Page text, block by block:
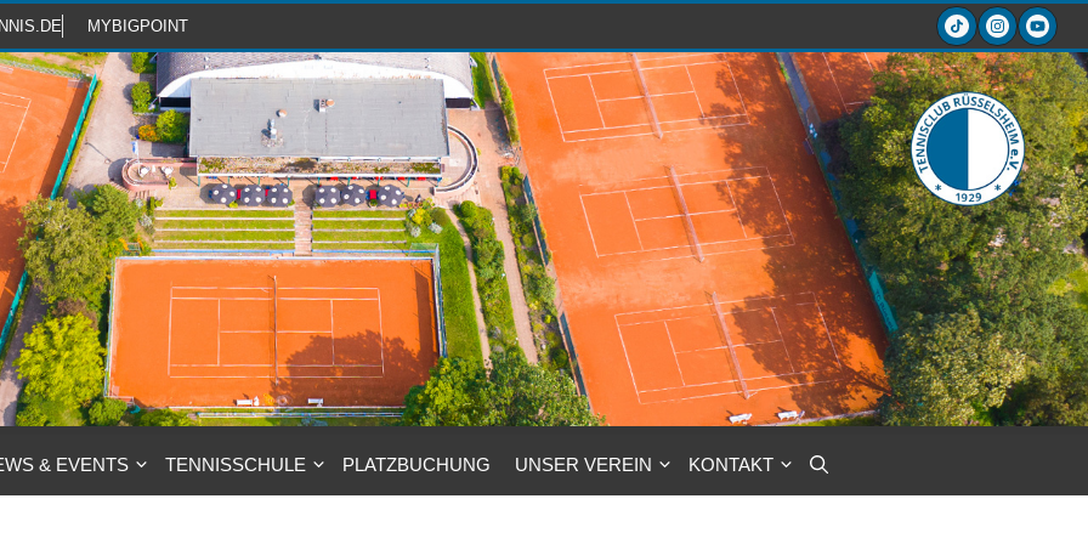
MYBIGPOINT
& EVENTS TENNISSCHULE PLATZBUCHUNG UNSER VEREIN KONTAKT